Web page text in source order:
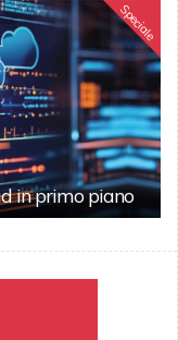
Speciale
in primo piano